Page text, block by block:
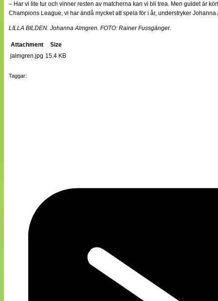
– Har vi lite tur och vinner resten av matcherna kan vi bli trea. Men guldet är
Champions League, vi har ändå mycket att spela för i år, understryker Johanna
LILLA BILDEN. Johanna Almgren. FOTO: Rainer Fussgänger.
Attachment
Size
jalmgren.jpg 15.4 KB
Taggar: